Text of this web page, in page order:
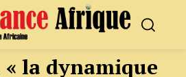
« la dynamique